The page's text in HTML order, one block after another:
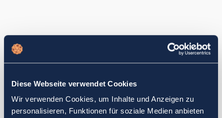
Diese Webseite verwendet Cookies
Wir verwenden Cookies, um Inhalte und Anzeigen zu
personalisieren, Funktionen für soziale Medien anbieten